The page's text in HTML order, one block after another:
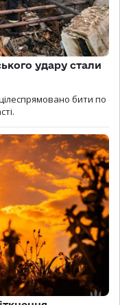
удару стали
бити по